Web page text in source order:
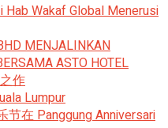
Wakaf Global Menerusi
MENJALINKAN
ASTO HOTEL
作
Lumpur
节在 Panggung Anniversari